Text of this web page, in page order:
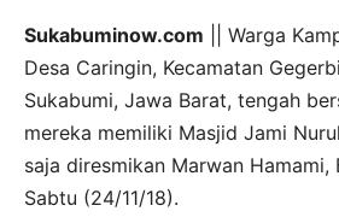
Sukabuminow.com || Warga
Desa Caringin, Kecamatan
Sukabumi, Jawa Barat, tengah
mereka memiliki Masjid Jami
saja diresmikan Marwan Hamami,
Sabtu (24/11/18).